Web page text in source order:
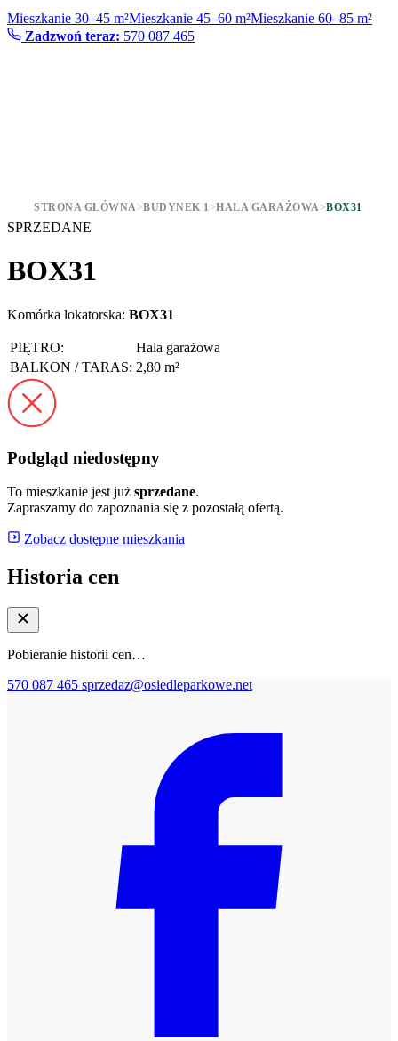
Mieszkanie 30–45 m²Mieszkanie 45–60 m²Mieszkanie 60–85 m²
Zadzwoń teraz: 570 087 465
STRONA GŁÓWNA>BUDYNEK 1 >HALA GARAŻOWA>BOX31
SPRZEDANE
BOX31
Komórka lokatorska: BOX31
PIĘTRO:
Hala garażowa
BALKON / TARAS: 2,80 m²
Podgląd niedostępny
To mieszkanie jest już sprzedane.
Zapraszamy do zapoznania się z pozostałą ofertą.
Zobacz dostępne mieszkania
Historia cen
Pobieranie historii cen…
570 087 465 sprzedaz@osiedleparkowe.net